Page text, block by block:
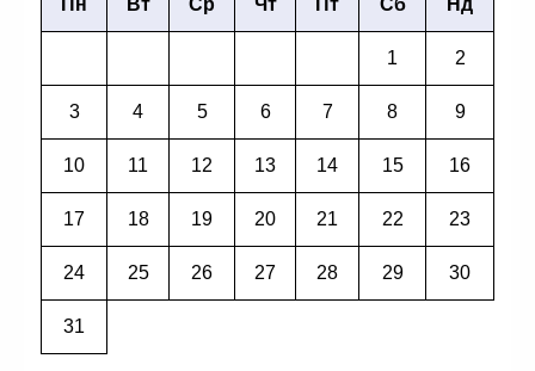
Пн Вт Ср Чт Пт Сб Нд
1 2
3 4 5 6 7 8 9
10 11 12 13 14 15 16
17 18 19 20 21 22 23
24 25 26 27 28 29 30
31